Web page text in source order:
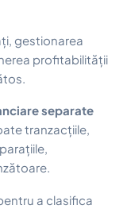
gestionarea
profitabilității
separate
tranzacțiile,
a clasifica